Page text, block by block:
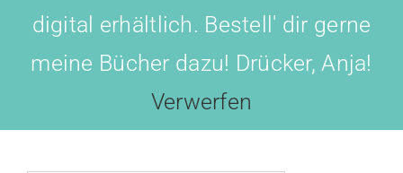
digital erhältlich. Bestell' dir gerne
meine Bücher dazu! Drücker, Anja!
Verwerfen